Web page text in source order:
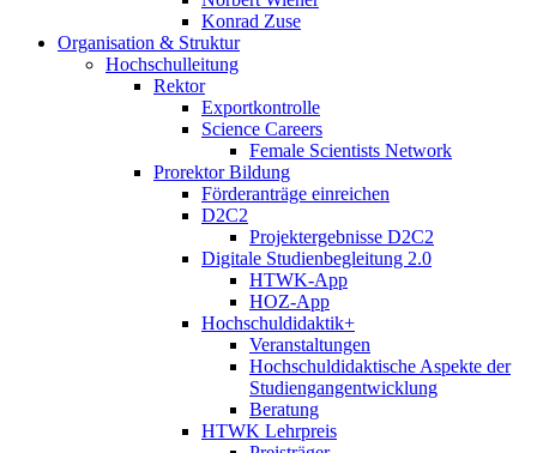
Konrad Zuse
Organisation & Struktur
Hochschulleitung
Rektor
Exportkontrolle
Science Careers
Female Scientists Network
Prorektor Bildung
Förderanträge einreichen
D2C2
Projektergebnisse D2C2
Digitale Studienbegleitung 2.0
HTWK-App
HOZ-App
Hochschuldidaktik+
Veranstaltungen
Hochschuldidaktische Aspekte der
Studiengangentwicklung
Beratung
HTWK Lehrpreis